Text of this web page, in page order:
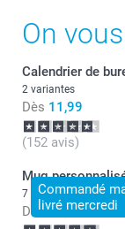
On
Calendrier de
2 variantes
Dès 11,99
(152 avis)
Commandé
livré mercredi
Mug
7 variantes
Dès 11,99